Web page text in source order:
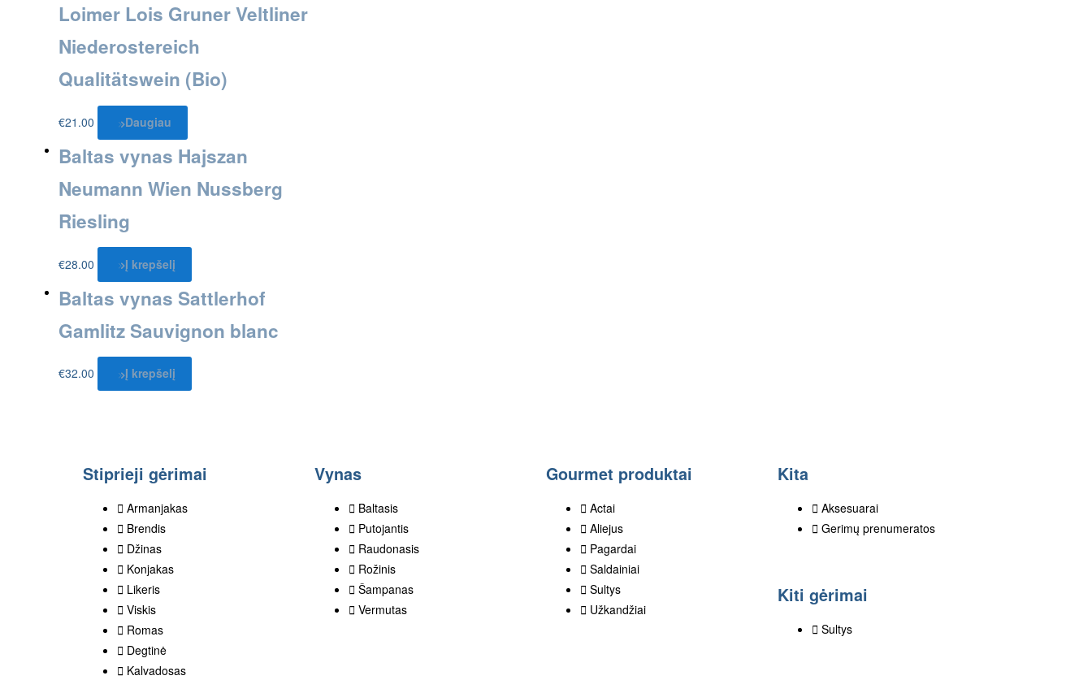
Loimer Lois Gruner Veltliner
Niederostereich
Qualitätswein (Bio)
€21.00 Daugiau
Baltas vynas Hajszan
Neumann Wien Nussberg
Riesling
€28.00 Į krepšelį
Baltas vynas Sattlerhof
Gamlitz Sauvignon blanc
€32.00 Į krepšelį
Stiprieji gėrimai
Armanjakas
Brendis
Džinas
Konjakas
Likeris
Viskis
Romas
Degtinė
Kalvadosas
Vynas
Baltasis
Putojantis
Raudonasis
Rožinis
Šampanas
Vermutas
Gourmet produktai
Actai
Aliejus
Pagardai
Saldainiai
Sultys
Užkandžiai
Kita
Aksesuarai
Gerimų prenumeratos
Kiti gėrimai
Sultys